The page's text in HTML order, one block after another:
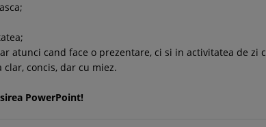
atunci cand face o prezentare, ci si in activitatea de zi
concis, dar cu miez.
PowerPoint!